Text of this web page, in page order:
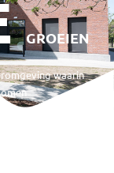
GROEIEN
waarin